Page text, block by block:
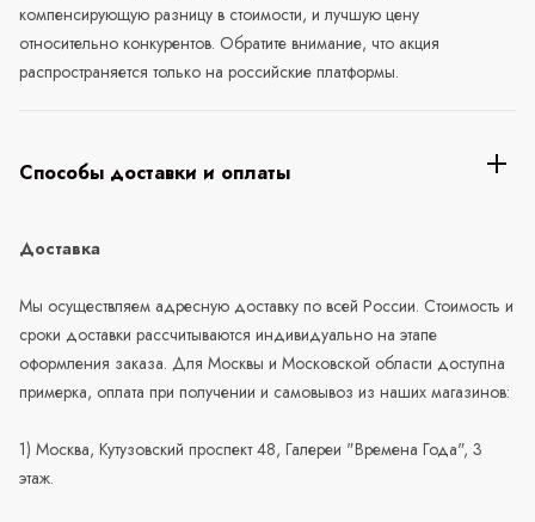
компенсирующую разницу в стоимости, и лучшую цену
относительно конкурентов. Обратите внимание, что акция
распространяется только на российские платформы.
Способы доставки и оплаты
Доставка
Мы осуществляем адресную доставку по всей России. Стоимость и
сроки доставки рассчитываются индивидуально на этапе
оформления заказа. Для Москвы и Московской области доступна
примерка, оплата при получении и самовывоз из наших магазинов:
1) Москва, Кутузовский проспект 48, Галереи "Времена Года", 3
этаж.